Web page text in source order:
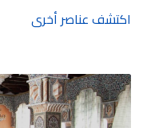
اكتشف عناصر أخرى